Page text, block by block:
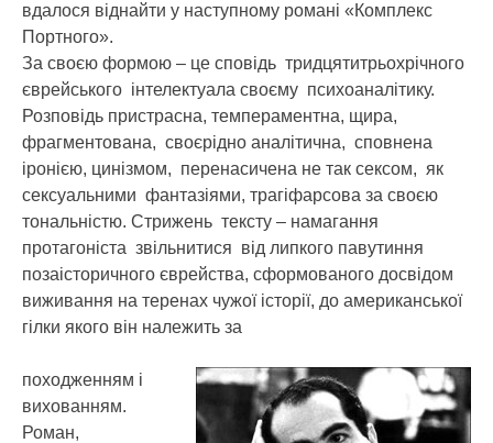
вдалося віднайти у наступному романі «Комплекс
Портного».
За своєю формою – це сповідь тридцятитрьохрічного
єврейського інтелектуала своєму психоаналітику.
Розповідь пристрасна, темпераментна, щира,
фрагментована, своєрідно аналітична, сповнена
іронією, цинізмом, перенасичена не так сексом, як
сексуальними фантазіями, трагіфарсова за своєю
тональністю. Стрижень тексту – намагання
протагоніста звільнитися від липкого павутиння
позаісторичного єврейства, сформованого досвідом
виживання на теренах чужої історії, до американської
гілки якого він належить за
походженням і
вихованням.
Роман,